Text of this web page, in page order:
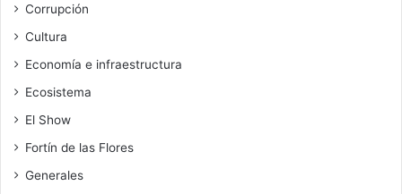
Corrupción
Cultura
Economía e infraestructura
Ecosistema
El Show
Fortín de las Flores
Generales